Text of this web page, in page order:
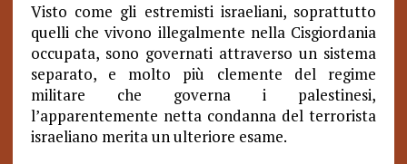
Visto come gli estremisti israeliani, soprattutto
quelli che vivono illegalmente nella Cisgiordania
occupata, sono governati attraverso un sistema
separato, e molto più clemente del regime
militare che governa i palestinesi,
l’apparentemente netta condanna del terrorista
israeliano merita un ulteriore esame.